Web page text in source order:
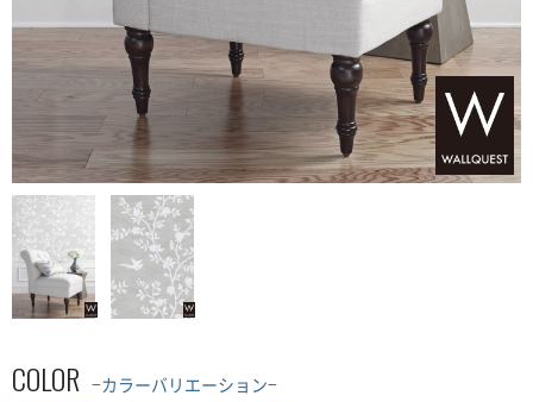
COLOR −カラーバリエーション−